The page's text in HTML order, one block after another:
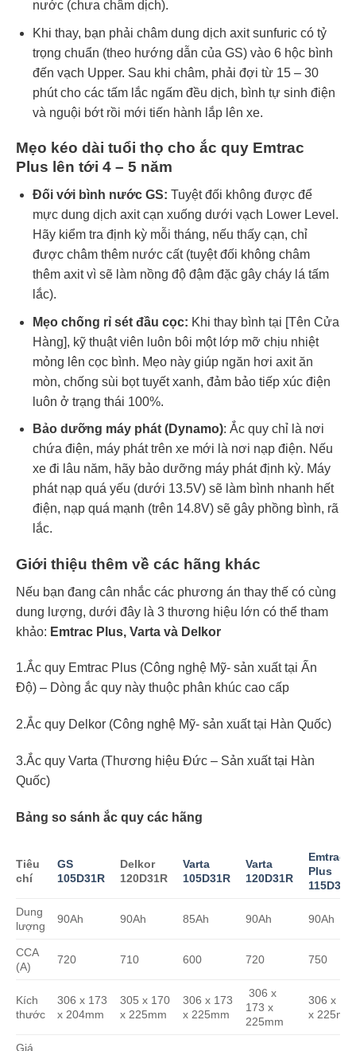
nước (chưa châm dịch).
Khi thay, bạn phải châm dung dịch axit sunfuric có tỷ
trọng chuẩn (theo hướng dẫn của GS) vào 6 hộc bình
đến vạch Upper. Sau khi châm, phải đợi từ 15 – 30
phút cho các tấm lắc ngấm đều dịch, bình tự sinh điện
và nguội bớt rồi mới tiến hành lắp lên xe.
Mẹo kéo dài tuổi thọ cho ắc quy Emtrac
Plus lên tới 4 – 5 năm
Đối với bình nước GS: Tuyệt đối không được để
mực dung dịch axit cạn xuống dưới vạch Lower Level.
Hãy kiểm tra định kỳ mỗi tháng, nếu thấy cạn, chỉ
được châm thêm nước cất (tuyệt đối không châm
thêm axit vì sẽ làm nồng độ đậm đặc gây cháy lá tấm
lắc).
Mẹo chống rỉ sét đầu cọc: Khi thay bình tại [Tên Cửa
Hàng], kỹ thuật viên luôn bôi một lớp mỡ chịu nhiệt
mỏng lên cọc bình. Mẹo này giúp ngăn hơi axit ăn
mòn, chống sùi bọt tuyết xanh, đảm bảo tiếp xúc điện
luôn ở trạng thái 100%.
Bảo dưỡng máy phát (Dynamo): Ắc quy chỉ là nơi
chứa điện, máy phát trên xe mới là nơi nạp điện. Nếu
xe đi lâu năm, hãy bảo dưỡng máy phát định kỳ. Máy
phát nạp quá yếu (dưới 13.5V) sẽ làm bình nhanh hết
điện, nạp quá mạnh (trên 14.8V) sẽ gây phồng bình, rã
lắc.
Giới thiệu thêm về các hãng khác
Nếu bạn đang cân nhắc các phương án thay thế có cùng
dung lượng, dưới đây là 3 thương hiệu lớn có thể tham
khảo: Emtrac Plus, Varta và Delkor
1.Ắc quy Emtrac Plus (Công nghệ Mỹ- sản xuất tại Ấn
Độ) – Dòng ắc quy này thuộc phân khúc cao cấp
2.Ắc quy Delkor (Công nghệ Mỹ- sản xuất tại Hàn Quốc)
3.Ắc quy Varta (Thương hiệu Đức – Sản xuất tại Hàn
Quốc)
Bảng so sánh ắc quy các hãng
Tiêu
chí
GS
105D31R
Delkor
120D31R
Varta
105D31R
Varta
120D31R
Emtrac
Plus
115D31R
Dung
lượng
90Ah 90Ah 85Ah 90Ah 90Ah
CCA
(A)
720 710 600 720 750
Kích
thước
306 x 173
x 204mm
305 x 170
x 225mm
306 x 173
x 225mm
306 x
173 x
225mm
306 x
x 225mm
Giá